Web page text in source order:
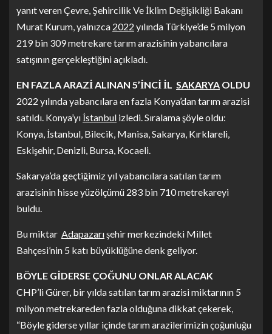
yanıt veren Çevre, Şehircilik Ve İklim Değişikliği Bakanı
Murat Kurum, yalnızca 2022 yılında Türkiye’de 5 milyon
219 bin 309 metrekare tarım arazisinin yabancılara
satışının gerçekleştiğini açıkladı.
EN FAZLA ARAZİ ALINAN 5’İNCİ İL SAKARYA OLDU
2022 yılında yabancılara en fazla Konya’dan tarım arazisi
satıldı. Konya’yıİstanbul izledi. Sıralama şöyle oldu:
Konya, İstanbul, Bilecik, Manisa, Sakarya, Kırklareli,
Eskişehir, Denizli, Bursa, Kocaeli.
Sakarya’da geçtiğimiz yıl yabancılara satılan tarım
arazisinin hisse yüzölçümü 283 bin 710 metrekareyi
buldu.
Bu miktar Adapazarışehir merkezindeki Millet
Bahçesi’nin 5 katı büyüklüğüne denk geliyor.
BÖYLE GİDERSE ÇOĞUNU ONLAR ALACAK
CHP’li Gürer, bir yılda satılan tarım arazisi miktarının 5
milyon metrekareden fazla olduğuna dikkat çekerek,
“Böyle giderse yıllar içinde tarım arazilerimizin çoğunluğu